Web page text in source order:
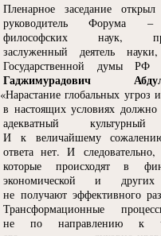
Пленарное заседание
руководитель Форума –
философских наук,
заслуженный деятель
Государственной думы
Гаджимурадович
«Нарастание глобальных угроз
в настоящих условиях должно
адекватный
И к величайшему
ответа нет. И
которые происходят в
экономической и
не получают эффективного
Трансформационные
не по направлению к